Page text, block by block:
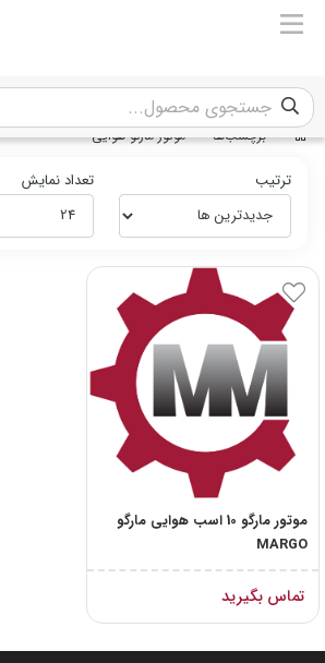
برچسب‌ها موتور مارگو هوایی
ترتیب تعداد نمایش
موتور مارگو 10 اسب هوایی مارگو
MARGO
تماس بگیرید